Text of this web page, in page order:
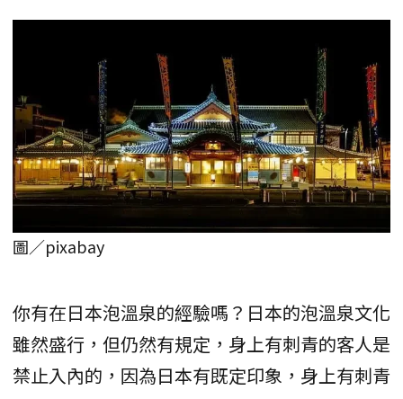
圖／pixabay
你有在日本泡溫泉的經驗嗎？日本的泡溫泉文化
雖然盛行，但仍然有規定，身上有刺青的客人是
禁止入內的，因為日本有既定印象，身上有刺青